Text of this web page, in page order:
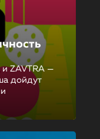
ZAVTRA —
дойдут